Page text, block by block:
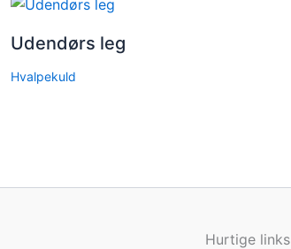
Udendørs leg
Hvalpekuld
Hurtige links